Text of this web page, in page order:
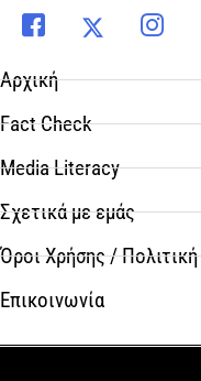
Αρχική
Fact Check
Media Literacy
Σχετικά με εμάς
Όροι Χρήσης /
Επικοινωνία